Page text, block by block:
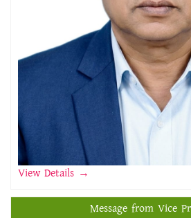
View Details →
Message from Vice